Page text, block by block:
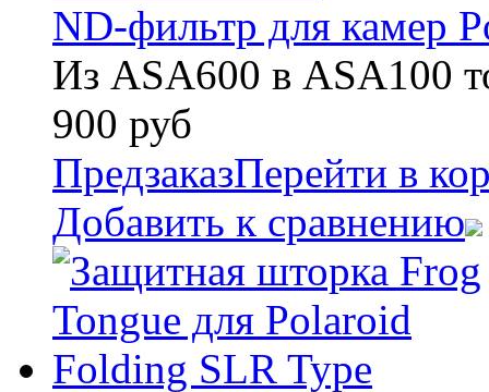
ND-фильтр для камер
Из ASA600 в ASA100
900 руб
ПредзаказПерейти в
Добавить к сравнению